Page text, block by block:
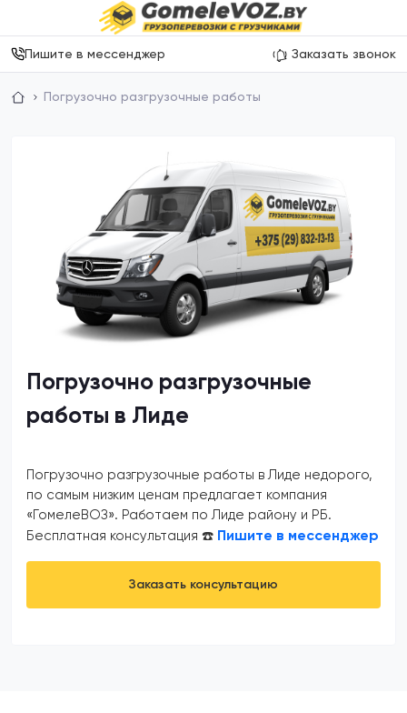
Пишите в мессенджер Заказать звонок
Погрузочно разгрузочные работы
Погрузочно разгрузочные
работы в Лиде
Погрузочно разгрузочные работы в Лиде недорого,
по самым низким ценам предлагает компания
«ГомелеВОЗ». Работаем по Лиде району и РБ.
Бесплатная консультация ☎️ Пишите в мессенджер
Заказать консультацию